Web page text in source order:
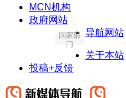
MCN机构
政府网站
国家部
门
导航网站
关于本站
投稿+反馈